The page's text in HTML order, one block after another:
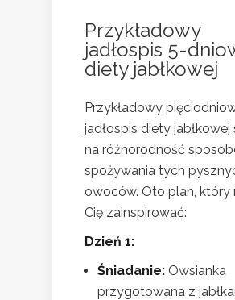
Przykładowy
jadłospis 5-
diety jabłkowej
Przykładowy
jadłospis diety jabłkowej
na różnorodność
spożywania tych
owoców. Oto plan, który
Cię zainspirować:
Dzień 1:
Śniadanie: Owsianka
przygotowana z